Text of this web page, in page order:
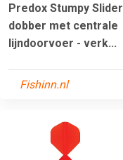
Predox Stumpy Slider
dobber met centrale
lijndoorvoer - verk...
Fishinn.nl